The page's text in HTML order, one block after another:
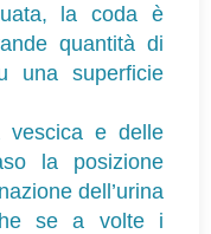
la coda è
quantità di
una superficie
vescica e delle
la posizione
dell’urina
se a volte i